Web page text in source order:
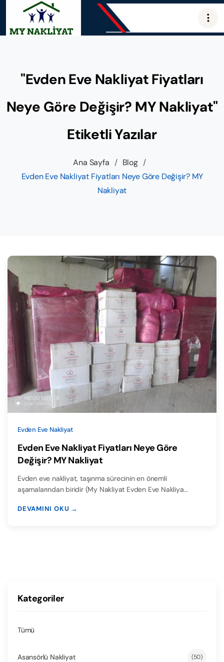
"Evden Eve Nakliyat Fiyatları
Neye Göre Değişir? MY Nakliyat"
Etiketli Yazılar
Ana Sayfa / Blog /
Evden Eve Nakliyat Fiyatları Neye Göre Değişir? MY
Nakliyat
Evden Eve Nakliyat
Evden Eve Nakliyat Fiyatları Neye Göre
Değişir? MY Nakliyat
Evden eve nakliyat, taşınma sürecinin en önemli
aşamalarından biridir (My Nakliyat Evden Eve Nakliya…
DEVAMINI OKU →
Kategoriler
Tümü
Asansörlü Nakliyat (50)